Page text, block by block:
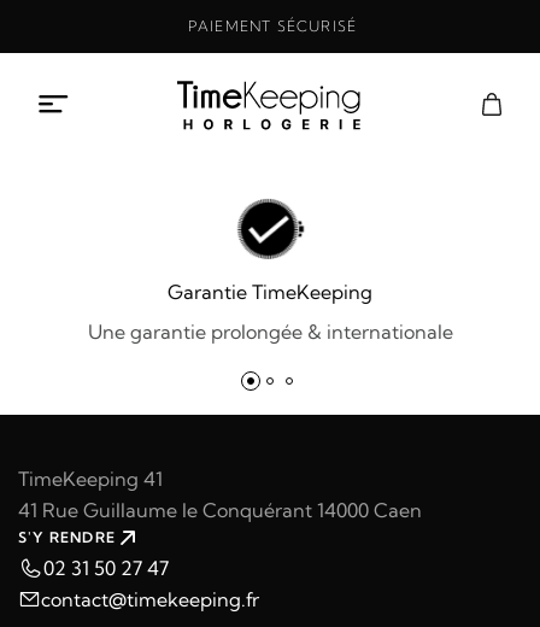
PAIEMENT SÉCURISÉ
Garantie TimeKeeping
Une garantie prolongée & internationale
TimeKeeping 41
41 Rue Guillaume le Conquérant 14000 Caen
S'Y RENDRE
02 31 50 27 47
contact@timekeeping.fr